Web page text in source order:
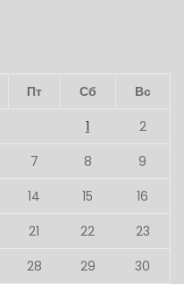
Пт Сб
Вс
1
2
7 8
9
14 15
16
21 22
23
28 29 30